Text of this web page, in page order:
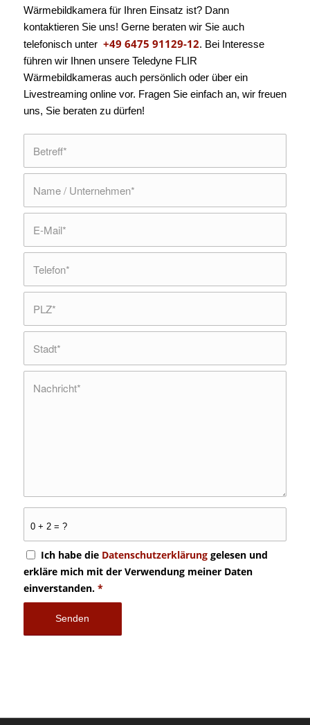
Wärmebildkamera für Ihren Einsatz ist? Dann
kontaktieren Sie uns! Gerne beraten wir Sie auch
telefonisch unter +49 6475 91129-12. Bei Interesse
führen wir Ihnen unsere Teledyne FLIR
Wärmebildkameras auch persönlich oder über ein
Livestreaming online vor. Fragen Sie einfach an, wir freuen
uns, Sie beraten zu dürfen!
0 + 2 = ?
Ich habe die Datenschutzerklärunggelesen und
erkläre mich mit der Verwendung meiner Daten
einverstanden. *